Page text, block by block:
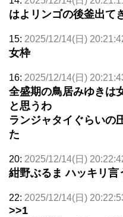
はよリンゴの後釜出て
15: 2025/12/14(日)
女枠
16: 2025/12/14(日)
全盛期の鳥居みゆきは
と思うわ
ランジャタイぐらいの
た
20: 2025/12/14(日)
紺野ぶるま ハッキリ言
22: 2025/12/14(日)
>>1